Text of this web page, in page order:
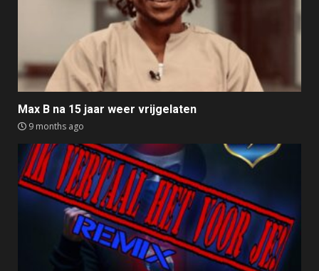
Max B na 15 jaar weer vrijgelaten
9 months ago